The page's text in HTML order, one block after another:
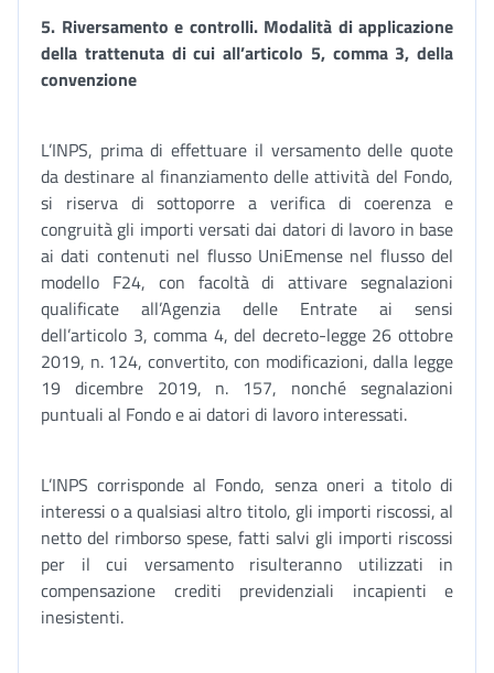
5. Riversamento e controlli. Modalità di applicazione
della trattenuta di cui all’articolo 5, comma 3, della
convenzione
L’INPS, prima di effettuare il versamento delle quote
da destinare al finanziamento delle attività del Fondo,
si riserva di sottoporre a verifica di coerenza e
congruità gli importi versati dai datori di lavoro in base
ai dati contenuti nel flusso UniEmense nel flusso del
modello F24, con facoltà di attivare segnalazioni
qualificate all’Agenzia delle Entrate ai sensi
dell’articolo 3, comma 4, del decreto-legge 26 ottobre
2019, n. 124, convertito, con modificazioni, dalla legge
19 dicembre 2019, n. 157, nonché segnalazioni
puntuali al Fondo e ai datori di lavoro interessati.
L’INPS corrisponde al Fondo, senza oneri a titolo di
interessi o a qualsiasi altro titolo, gli importi riscossi, al
netto del rimborso spese, fatti salvi gli importi riscossi
per il cui versamento risulteranno utilizzati in
compensazione crediti previdenziali incapienti e
inesistenti.